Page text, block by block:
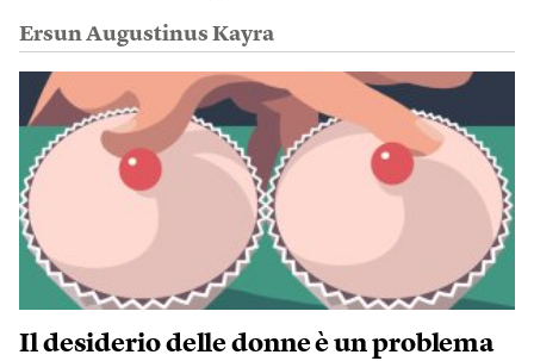
Ersun Augustinus Kayra
Il desiderio delle donne è un problema